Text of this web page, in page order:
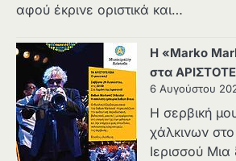
αφού έκρινε οριστικά και…
Η «Marko
στα
6 Αυγούστου
Η σερβική
χάλκινων στο
Ιερισσού Μια